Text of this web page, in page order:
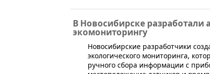
В Новосибирске разработали
экомониторингу
​Новосибирские разработчики
экологического мониторинга,
ручного сбора информации с